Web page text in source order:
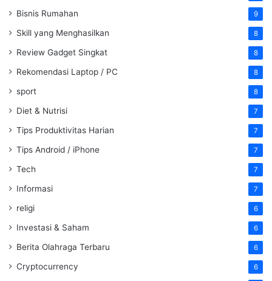
Bisnis Rumahan 9
Skill yang Menghasilkan 8
Review Gadget Singkat 8
Rekomendasi Laptop / PC 8
sport 8
Diet & Nutrisi 7
Tips Produktivitas Harian 7
Tips Android / iPhone 7
Tech 7
Informasi 7
religi 6
Investasi & Saham 6
Berita Olahraga Terbaru 6
Cryptocurrency 6